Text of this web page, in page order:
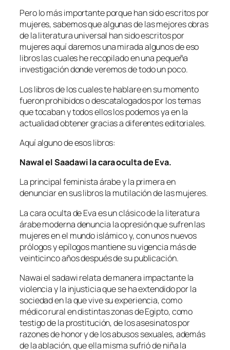
Pero lo más importante porque han sido escritos por
mujeres, sabemos que algunas de las mejores obras
de la literatura universal han sido escritos por
mujeres aquí daremos una mirada algunos de eso
libros las cuales he recopilado en una pequeña
investigación donde veremos de todo un poco.
Los libros de los cuales te hablare en su momento
fueron prohibidos o descatalogados por los temas
que tocaban y todos ellos los podemos ya en la
actualidad obtener gracias a diferentes editoriales.
Aquí alguno de esos libros:
Nawal el Saadawi la cara oculta de Eva.
La principal feminista árabe y la primera en
denunciar en sus libros la mutilación de las mujeres.
La cara oculta de Eva es un clásico de la literatura
árabe moderna denuncia la opresión que sufren las
mujeres en el mundo islámico y, con unos nuevos
prólogos y epílogos mantiene su vigencia más de
veinticinco años después de su publicación.
Nawai el sadawi relata de manera impactante la
violencia y la injusticia que se ha extendido por la
sociedad en la que vive su experiencia, como
médico rural en distintas zonas de Egipto, como
testigo de la prostitución, de los asesinatos por
razones de honor y de los abusos sexuales, además
de la ablación, que ella misma sufrió de niña la